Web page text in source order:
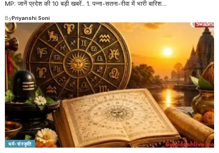
MP: जानें प्रदेश की 10 बड़ी खबरें.. 1. पन्ना-सतना-रीवा में भारी बारिश…
ByPriyanshi Soni
धर्म-संस्कृति